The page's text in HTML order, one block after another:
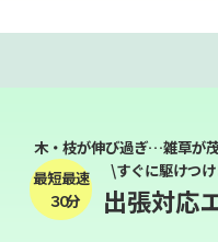
木・枝が伸び過ぎ…雑草が
最短最速
３０分
\すぐに駆けつ
出張対応